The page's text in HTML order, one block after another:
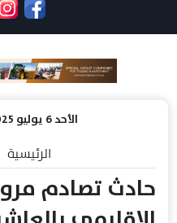
الأحد 6 يوليو 2025 | 11:17 ص
الرئيسية
حادث تصادم